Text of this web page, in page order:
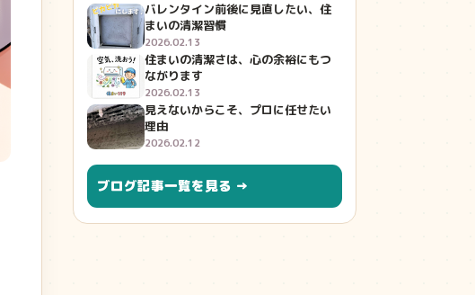
バレンタイン前後に見直したい、住
まいの清潔習慣
2026.02.13
住まいの清潔さは、心の余裕にもつ
ながります
2026.02.13
見えないからこそ、プロに任せたい
理由
2026.02.12
ブログ記事一覧を見る →